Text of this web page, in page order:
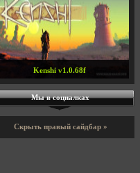
Kenshi v1.0.68f
Мы в социалках
Скрыть правый сайдбар »